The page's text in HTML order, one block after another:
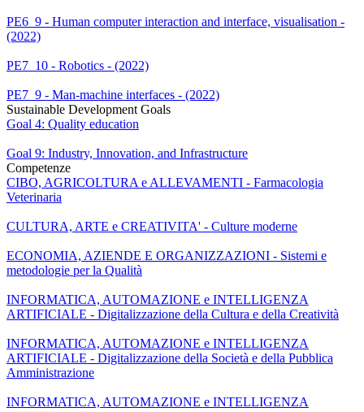
PE6_9 - Human computer interaction and interface, visualisation -
(2022)
PE7_10 - Robotics - (2022)
PE7_9 - Man-machine interfaces - (2022)
Sustainable Development Goals
Goal 4: Quality education
Goal 9: Industry, Innovation, and Infrastructure
Competenze
CIBO, AGRICOLTURA e ALLEVAMENTI - Farmacologia
Veterinaria
CULTURA, ARTE e CREATIVITA' - Culture moderne
ECONOMIA, AZIENDE E ORGANIZZAZIONI - Sistemi e
metodologie per la Qualità
INFORMATICA, AUTOMAZIONE e INTELLIGENZA
ARTIFICIALE - Digitalizzazione della Cultura e della Creatività
INFORMATICA, AUTOMAZIONE e INTELLIGENZA
ARTIFICIALE - Digitalizzazione della Società e della Pubblica
Amministrazione
INFORMATICA, AUTOMAZIONE e INTELLIGENZA